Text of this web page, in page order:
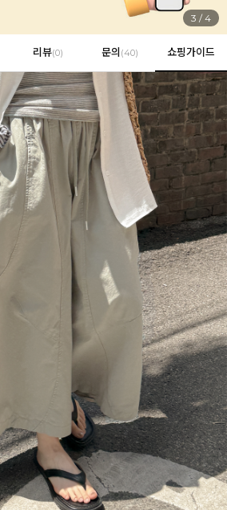
4 /4
리뷰(0) 문의 (40) 쇼핑가이드